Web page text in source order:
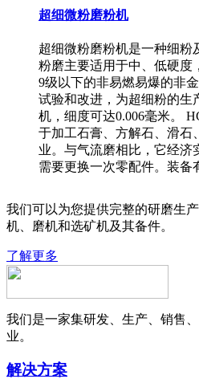
超细微粉磨粉机
超细微粉磨粉机是一种细粉
粉磨主要适用于中、低硬度
9级以下的非易燃易爆的非
试验和改进，为超细粉的生
机，细度可达0.006毫米。
于加工石膏、方解石、滑石
业。与气流磨相比，它经济
需要更换一次零配件。装备
我们可以为您提供完整的研磨生
机、磨机和选矿机及其备件。
了解更多
我们是一家集研发、生产、销售
业。
解决方案